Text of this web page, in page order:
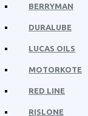
BERRYMAN
DURALUBE
LUCAS OILS
MOTORKOTE
RED LINE
RISLONE